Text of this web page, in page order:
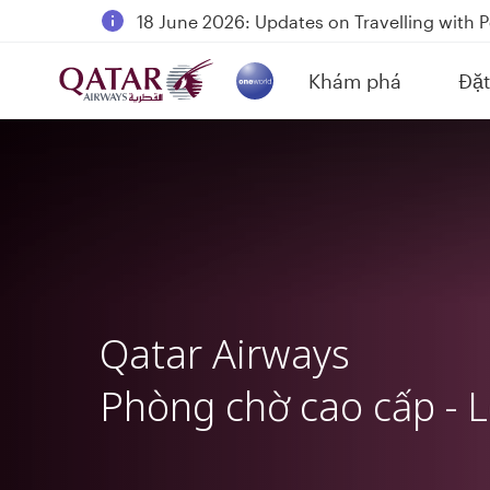
18 June 2026: Updates on Travelling with
6 August 2026: Qatar Airways flight
Qatar Airways Expands Global Network to
Khám phá
(active)
Qatar Airways
Phòng chờ cao cấp -